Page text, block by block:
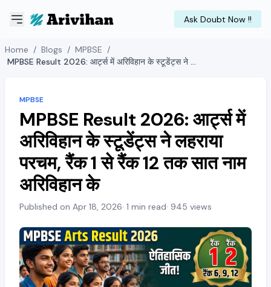
Ask Doubt Now !!
Home / Blogs / MPBSE /
MPBSE Result 2026: आर्ट्स में अरिविहान के स्टूडेंट्स ने लहराया परचम, रैंक 1 से रैंक 12 तक सात नाम अरिविहान के
MPBSE
MPBSE Result 2026: आर्ट्स में
अरिविहान के स्टूडेंट्स ने लहराया
परचम, रैंक 1 से रैंक 12 तक सात नाम
अरिविहान के
Published on Apr 18, 2026· 1 min read· 945 views